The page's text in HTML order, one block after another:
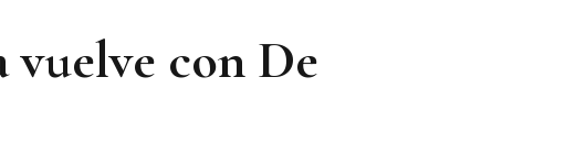
vuelve con De